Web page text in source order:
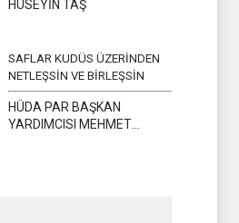
HÜSEYİN TAŞ
SAFLAR KUDÜS ÜZERİNDEN
NETLEŞSİN VE BİRLEŞSİN
HÜDA PAR BAŞKAN
YARDIMCISI MEHMET